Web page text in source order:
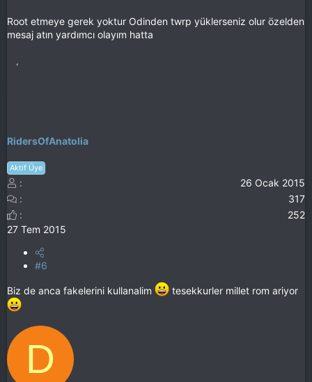
Root etmeye gerek yoktur Odinden twrp yüklerseniz olur özelden
mesaj atın yardımcı olayım hatta
RidersOfAnatolia
Aktif Üye
26 Ocak 2015
317
252
27 Tem 2015
#6
Biz de anca fakelerini kullanalim tesekkurler millet rom ariyor
D